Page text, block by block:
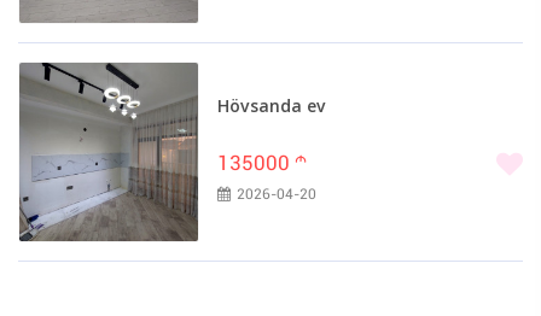
Hövsanda ev
135000 m
2026-04-20